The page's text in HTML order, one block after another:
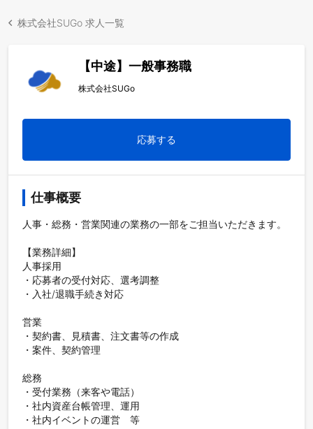
株式会社SUGo 求人一覧
【中途】一般事務職
株式会社SUGo
応募する
仕事概要
人事・総務・営業関連の業務の一部をご担当いただきます。
【業務詳細】
人事採用
・応募者の受付対応、選考調整
・入社/退職手続き対応
営業
・契約書、見積書、注文書等の作成
・案件、契約管理
総務
・受付業務（来客や電話）
・社内資産台帳管理、運用